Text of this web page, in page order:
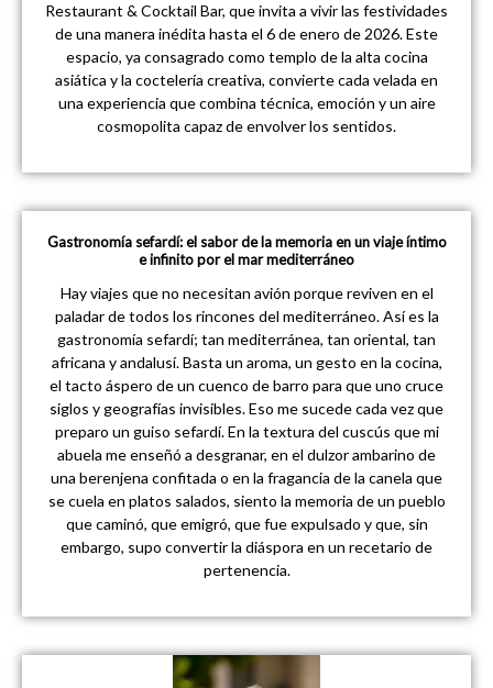
Restaurant & Cocktail Bar, que invita a vivir las festividades
de una manera inédita hasta el 6 de enero de 2026. Este
espacio, ya consagrado como templo de la alta cocina
asiática y la coctelería creativa, convierte cada velada en
una experiencia que combina técnica, emoción y un aire
cosmopolita capaz de envolver los sentidos.
Gastronomía sefardí: el sabor de la memoria en un viaje íntimo
e infinito por el mar mediterráneo
Hay viajes que no necesitan avión porque reviven en el
paladar de todos los rincones del mediterráneo. Así es la
gastronomía sefardí; tan mediterránea, tan oriental, tan
africana y andalusí. Basta un aroma, un gesto en la cocina,
el tacto áspero de un cuenco de barro para que uno cruce
siglos y geografías invisibles. Eso me sucede cada vez que
preparo un guiso sefardí. En la textura del cuscús que mi
abuela me enseñó a desgranar, en el dulzor ambarino de
una berenjena confitada o en la fragancia de la canela que
se cuela en platos salados, siento la memoria de un pueblo
que caminó, que emigró, que fue expulsado y que, sin
embargo, supo convertir la diáspora en un recetario de
pertenencia.